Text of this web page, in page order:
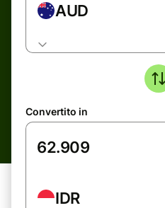
AUD
Convertito in
IDR